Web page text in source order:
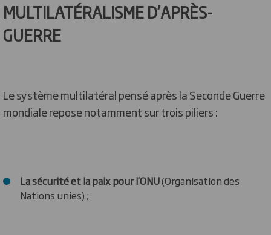
MULTILATÉRALISME D’APRÈS-
GUERRE
Le système multilatéral pensé après la Seconde Guerre
mondiale repose notamment sur trois piliers :
La sécurité et la paix pour l’ONU(Organisation des
Nations unies) ;